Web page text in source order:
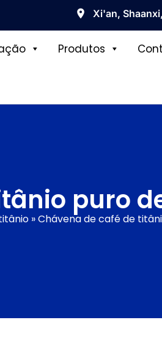
Xi'an,
Produtos
puro
»Chávena de café de